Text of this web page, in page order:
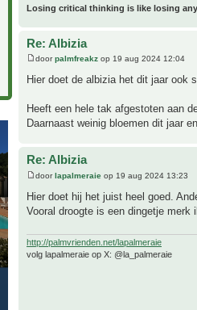
Losing critical thinking is like losing
Re: Albizia
doorpalmfreakz op 19 aug 2024 12:04
Hier doet de albizia het dit jaar ook
Heeft een hele tak afgestoten aan
Daarnaast weinig bloemen dit jaar
Re: Albizia
doorlapalmeraie op 19 aug 2024 13:23
Hier doet hij het juist heel goed.
Vooral droogte is een dingetje merk
http://palmvrienden.net/lapalmeraie
volg lapalmeraie op X: @la_palmeraie